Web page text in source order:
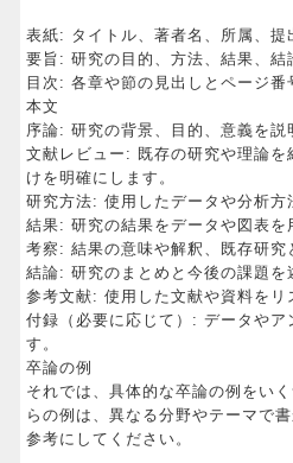
表紙: タイトル、著者名、所属、提
要旨: 研究の目的、方法、結果、結
目次: 各章や節の見出しとページ番
本文
序論: 研究の背景、目的、意義を説
文献レビュー: 既存の研究や理論
けを明確にします。
研究方法: 使用したデータや分析方
結果: 研究の結果をデータや図表を
考察: 結果の意味や解釈、既存研究
結論: 研究のまとめと今後の課題を
参考文献: 使用した文献や資料をリ
付録（必要に応じて）: データやア
す。
卒論の例
それでは、具体的な卒論の例をい
らの例は、異なる分野やテーマで
参考にしてください。